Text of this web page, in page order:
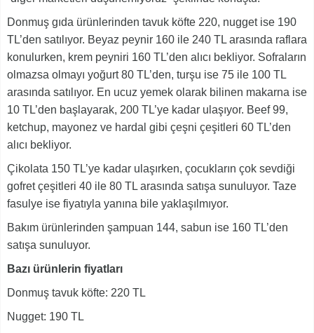
Donmuş gıda ürünlerinden tavuk köfte 220, nugget ise 190
TL’den satılıyor. Beyaz peynir 160 ile 240 TL arasında raflara
konulurken, krem peyniri 160 TL’den alıcı bekliyor. Sofraların
olmazsa olmayı yoğurt 80 TL’den, turşu ise 75 ile 100 TL
arasında satılıyor. En ucuz yemek olarak bilinen makarna ise
10 TL’den başlayarak, 200 TL’ye kadar ulaşıyor. Beef 99,
ketchup, mayonez ve hardal gibi çeşni çeşitleri 60 TL’den
alıcı bekliyor.
Çikolata 150 TL’ye kadar ulaşırken, çocukların çok sevdiği
gofret çeşitleri 40 ile 80 TL arasında satışa sunuluyor. Taze
fasulye ise fiyatıyla yanına bile yaklaşılmıyor.
Bakım ürünlerinden şampuan 144, sabun ise 160 TL’den
satışa sunuluyor.
Bazı ürünlerin fiyatları
Donmuş tavuk köfte: 220 TL
Nugget: 190 TL